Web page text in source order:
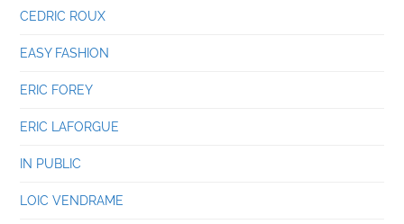
CEDRIC ROUX
EASY FASHION
ERIC FOREY
ERIC LAFORGUE
IN PUBLIC
LOIC VENDRAME